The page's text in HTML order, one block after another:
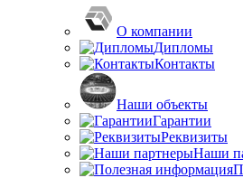
О компании
Дипломы
Контакты
Наши объекты
Гарантии
Реквизиты
Наши